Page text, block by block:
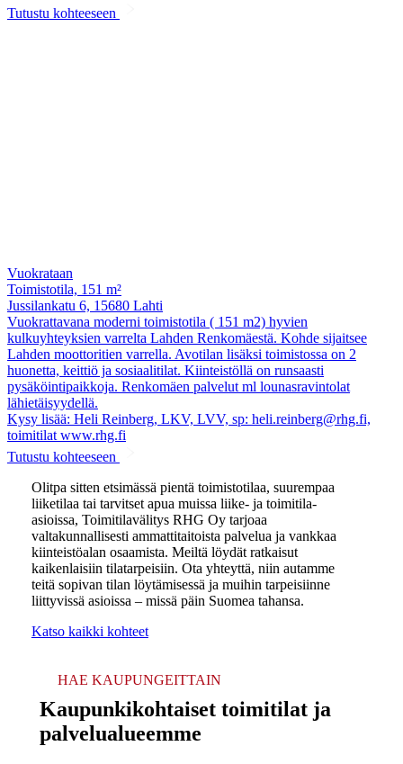
Tutustu kohteeseen
Vuokrataan
Toimistotila, 151 m²
Jussilankatu 6, 15680 Lahti
Vuokrattavana moderni toimistotila ( 151 m2) hyvien
kulkuyhteyksien varrelta Lahden Renkomäestä. Kohde sijaitsee
Lahden moottoritien varrella. Avotilan lisäksi toimistossa on 2
huonetta, keittiö ja sosiaalitilat. Kiinteistöllä on runsaasti
pysäköintipaikkoja. Renkomäen palvelut ml lounasravintolat
lähietäisyydellä.
Kysy lisää: Heli Reinberg, LKV, LVV, sp: heli.reinberg@rhg.fi,
toimitilat www.rhg.fi
Tutustu kohteeseen
Olitpa sitten etsimässä pientä toimistotilaa, suurempaa
liiketilaa tai tarvitset apua muissa liike- ja toimitila-
asioissa, Toimitilavälitys RHG Oy tarjoaa
valtakunnallisesti ammattitaitoista palvelua ja vankkaa
kiinteistöalan osaamista. Meiltä löydät ratkaisut
kaikenlaisiin tilatarpeisiin. Ota yhteyttä, niin autamme
teitä sopivan tilan löytämisessä ja muihin tarpeisiinne
liittyvissä asioissa – missä päin Suomea tahansa.
Katso kaikki kohteet
HAE KAUPUNGEITTAIN
Kaupunkikohtaiset toimitilat ja
palvelualueemme